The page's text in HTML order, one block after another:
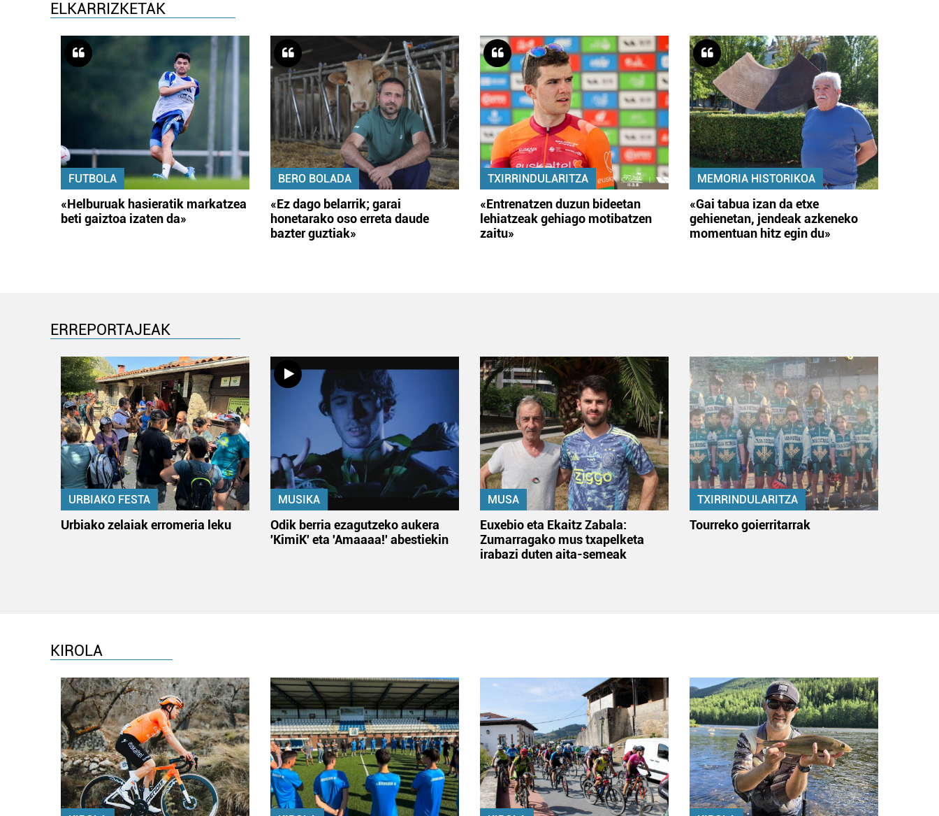
ELKARRIZKETAK
FUTBOLA
«Helburuak hasieratik markatzea
beti gaiztoa izaten da»
BERO BOLADA
«Ez dago belarrik; garai
honetarako oso erreta daude
bazter guztiak»
TXIRRINDULARITZA
«Entrenatzen duzun bideetan
lehiatzeak gehiago motibatzen
zaitu»
MEMORIA HISTORIKOA
«Gai tabua izan da etxe
gehienetan, jendeak azkeneko
momentuan hitz egin du»
ERREPORTAJEAK
URBIAKO FESTA
Urbiako zelaiak erromeria leku
MUSIKA
Odik berria ezagutzeko aukera
'KimiK' eta 'Amaaaa!' abestiekin
MUSA
Euxebio eta Ekaitz Zabala:
Zumarragako mus txapelketa
irabazi duten aita-semeak
TXIRRINDULARITZA
Tourreko goierritarrak
KIROLA